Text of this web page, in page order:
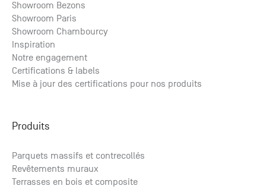
Showroom Bezons
Showroom Paris
Showroom Chambourcy
Inspiration
Notre engagement
Certifications & labels
Mise à jour des certifications pour nos produits
Produits
Parquets massifs et contrecollés
Revêtements muraux
Terrasses en bois et composite